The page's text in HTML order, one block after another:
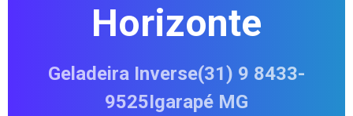
Horizonte
Geladeira Inverse(31) 9 8433-
9525Igarapé MG